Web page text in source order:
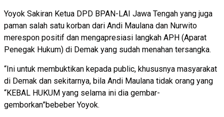
Yoyok Sakiran Ketua DPD BPAN-LAI Jawa Tengah yang juga
paman salah satu korban dari Andi Maulana dan Nurwito
merespon positif dan mengapresiasi langkah APH (Aparat
Penegak Hukum) di Demak yang sudah menahan tersangka.
“Ini untuk membuktikan kepada public, khususnya masyarakat
di Demak dan sekitarnya, bila Andi Maulana tidak orang yang
“KEBAL HUKUM yang selama ini dia gembar-
gemborkan”bebeber Yoyok.